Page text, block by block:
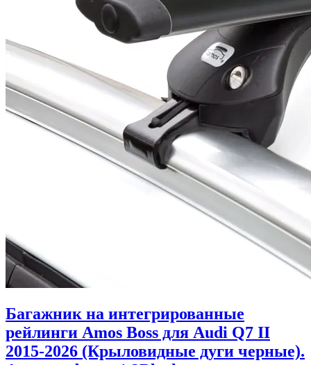
Багажник на интегрированные
рейлинги Amos Boss для Audi Q7 II
2015-2026 (Крыловидные дуги черные).